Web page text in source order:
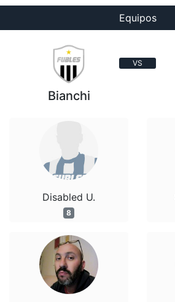
Equipos
VS
Bianchi
Disabled U.
8